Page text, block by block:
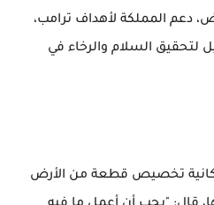
دعم المملكة لأهداف ترامب،
لتحقيق السلام والرخاء في
تخصيص قطعة من الأرض